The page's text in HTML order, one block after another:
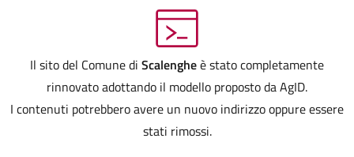
Il sito del Comune di Scalengheè stato completamente
rinnovato adottando il modello proposto da AgID.
I contenuti potrebbero avere un nuovo indirizzo oppure essere
stati rimossi.